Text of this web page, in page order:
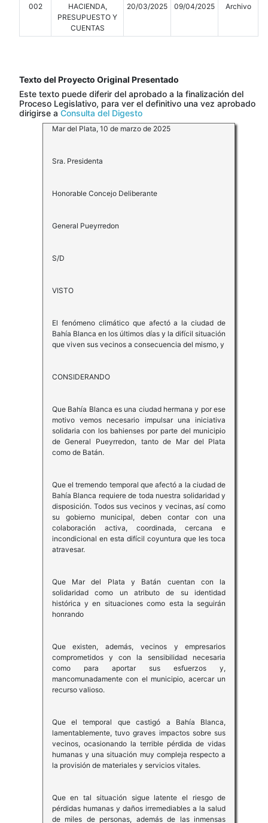
002
HACIENDA,
PRESUPUESTO Y
CUENTAS
20/03/2025 09/04/2025 Archivo
Texto del Proyecto Original Presentado
Este texto puede diferir del aprobado a la finalización del
Proceso Legislativo, para ver el definitivo una vez aprobado
dirigirse a Consulta del Digesto
Mar del Plata, 10 de marzo de 2025
Sra. Presidenta
Honorable Concejo Deliberante
General Pueyrredon
S/D
VISTO
El fenómeno climático que afectó a la ciudad de
Bahía Blanca en los últimos días y la difícil situación
que viven sus vecinos a consecuencia del mismo, y
CONSIDERANDO
Que Bahía Blanca es una ciudad hermana y por ese
motivo vemos necesario impulsar una iniciativa
solidaria con los bahienses por parte del municipio
de General Pueyrredon, tanto de Mar del Plata
como de Batán.
Que el tremendo temporal que afectó a la ciudad de
Bahía Blanca requiere de toda nuestra solidaridad y
disposición. Todos sus vecinos y vecinas, así como
su gobierno municipal, deben contar con una
colaboración activa, coordinada, cercana e
incondicional en esta difícil coyuntura que les toca
atravesar.
Que Mar del Plata y Batán cuentan con la
solidaridad como un atributo de su identidad
histórica y en situaciones como esta la seguirán
honrando
Que existen, además, vecinos y empresarios
comprometidos y con la sensibilidad necesaria
como para aportar sus esfuerzos y,
mancomunadamente con el municipio, acercar un
recurso valioso.
Que el temporal que castigó a Bahía Blanca,
lamentablemente, tuvo graves impactos sobre sus
vecinos, ocasionando la terrible pérdida de vidas
humanas y una situación muy compleja respecto a
la provisión de materiales y servicios vitales.
Que en tal situación sigue latente el riesgo de
pérdidas humanas y daños irremediables a la salud
de miles de personas, además de las inmensas